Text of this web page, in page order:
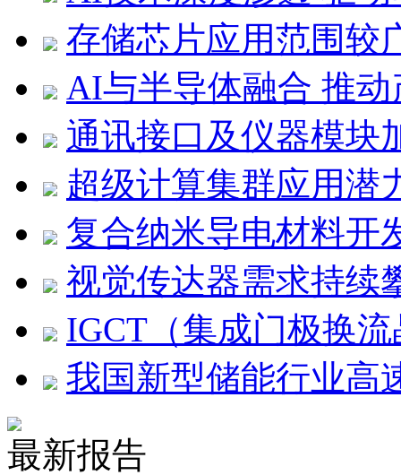
存储芯片应用范围较
AI与半导体融合 推动
通讯接口及仪器模块
超级计算集群应用潜
复合纳米导电材料开
视觉传达器需求持续
IGCT（集成门极换
我国新型储能行业高
最新报告